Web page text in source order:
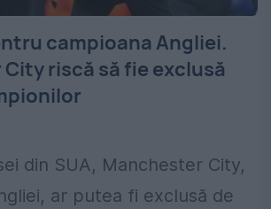
campioana Angliei.
riscă să fie exclusă
din SUA, Manchester City,
ar putea fi exclusă de